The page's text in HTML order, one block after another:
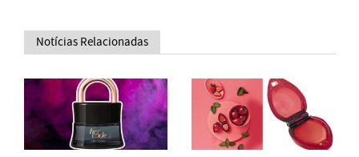
Notícias Relacionadas